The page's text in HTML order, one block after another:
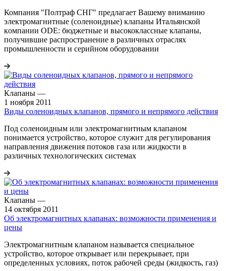
Компания "Полтраф СНГ" предлагает Вашему вниманию
электромагнитные (соленоидные) клапаны Итальянской
кoмпании ODE: бюджетные и высококлассные клапаны,
получившие распространение в различных отраслях
промышленности и серийном оборудовании
Клапаны —
1 ноября 2011
Виды соленоидных клапанов, прямого и непрямого действия
Под соленоидным или электромагнитным клапаном
понимается устройство, которое служит для регулирования
направления движения потоков газа или жидкости в
различных технологических системах
Клапаны —
14 октября 2011
Об электромагнитных клапанах: возможности применения и
цены
Электромагнитным клапаном называется специальное
устройство, которое открывает или перекрывает, при
определенных условиях, поток рабочей среды (жидкость, газ)